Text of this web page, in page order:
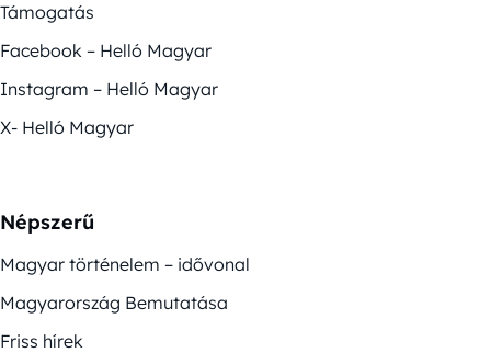
Támogatás
Facebook – Helló Magyar
Instagram – Helló Magyar
X- Helló Magyar
Népszerű
Magyar történelem – idővonal
Magyarország Bemutatása
Friss hírek